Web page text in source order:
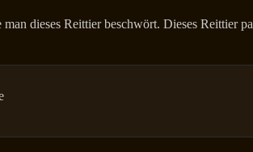
dieses Reittier beschwört. Dieses Reittier